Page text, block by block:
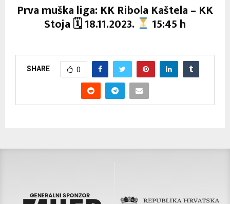
Prva muška liga: KK Ribola Kaštela – KK
Stoja 🗓 18.11.2023. 15:45 h
SHARE 0